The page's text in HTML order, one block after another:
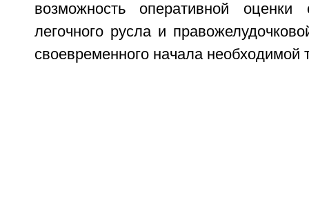
возможность оперативной оценки
легочного русла и
своевременного начала необходимой